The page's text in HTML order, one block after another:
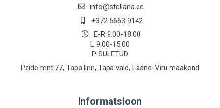
info@stellana.ee
+372 5663 9142
E-R 9.00-18.00
L 9.00-15.00
P SULETUD
Paide mnt 77, Tapa linn, Tapa vald, Lääne-Viru maakond
Informatsioon